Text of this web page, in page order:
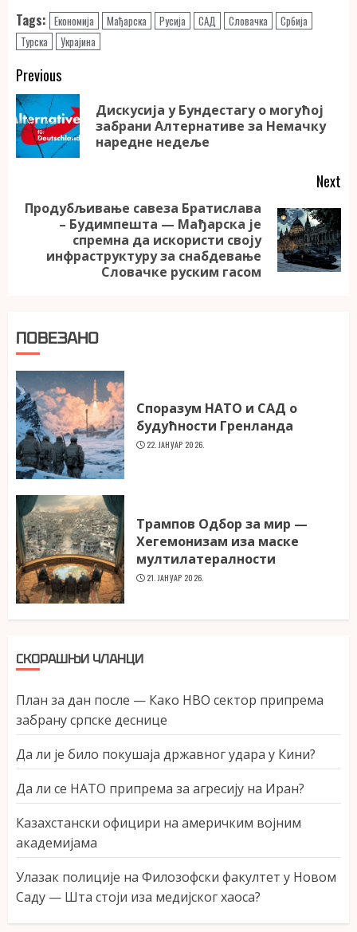
Tags: Економија Мађарска Русија САД Словачка
Србија
Турска
Украјина
Continue
Reading
Previous
Дискусија у Бундестагу о могућој
забрани Алтернативе за Немачку
наредне недеље
Next
Продубљивање савеза Братислава
– Будимпешта — Мађарска је
спремна да искористи своју
инфраструктуру за снабдевање
Словачке руским гасом
ПОВЕЗАНО
Споразум НАТО и САД о
будућности Гренланда
22. ЈАНУАР 2026.
Трампов Одбор за мир —
Хегемонизам иза маске
мултилатералности
21. ЈАНУАР 2026.
СКОРАШЊИ ЧЛАНЦИ
План за дан после — Како НВО сектор припрема
забрану српске деснице
Да ли је било покушаја државног удара у Кини?
Да ли се НАТО припрема за агресију на Иран?
Казахстански официри на америчким војним
академијама
Улазак полиције на Филозофски факултет у Новом
Саду — Шта стоји иза медијског хаоса?